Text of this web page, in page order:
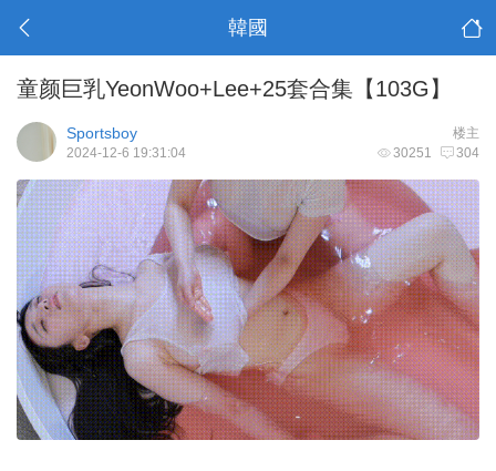
韓國
童颜巨乳YeonWoo+Lee+25套合集【103G】
楼主
Sportsboy
30251 304
2024-12-6 19:31:04